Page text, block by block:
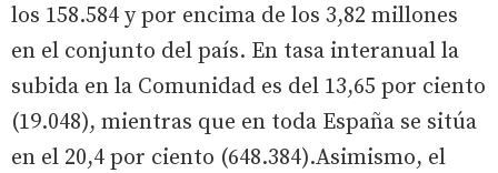
los 158.584 y por encima de los 3,82 millones
en el conjunto del país. En tasa interanual la
subida en la Comunidad es del 13,65 por ciento
(19.048), mientras que en toda España se sitúa
en el 20,4 por ciento (648.384).Asimismo, el